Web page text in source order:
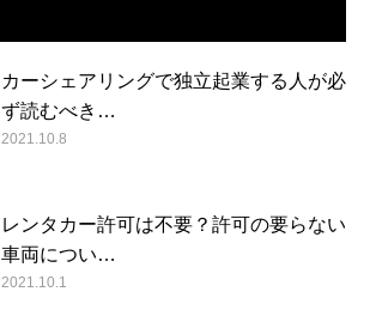
カーシェアリングで独立起業する人が必
ず読むべき…
2021.10.8
レンタカー許可は不要？許可の要らない
車両につい…
2021.10.1